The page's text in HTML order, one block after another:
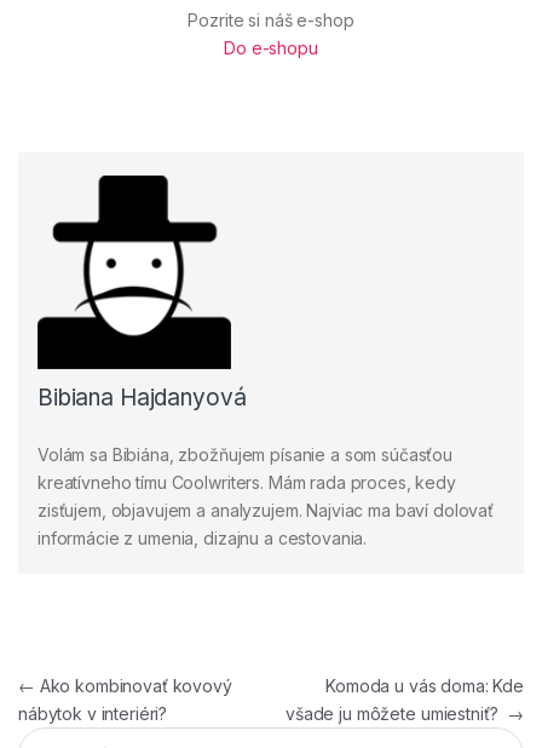
Pozrite si náš e-shop
Do e-shopu
Bibiana Hajdanyová
Volám sa Bibiána, zbožňujem písanie a som súčasťou
kreatívneho tímu Coolwriters. Mám rada proces, kedy
zisťujem, objavujem a analyzujem. Najviac ma baví dolovať
informácie z umenia, dizajnu a cestovania.
Navigácia v článku
← Ako kombinovať kovový
nábytok v interiéri?
Komoda u vás doma: Kde
všade ju môžete umiestniť? →
Hľadať: